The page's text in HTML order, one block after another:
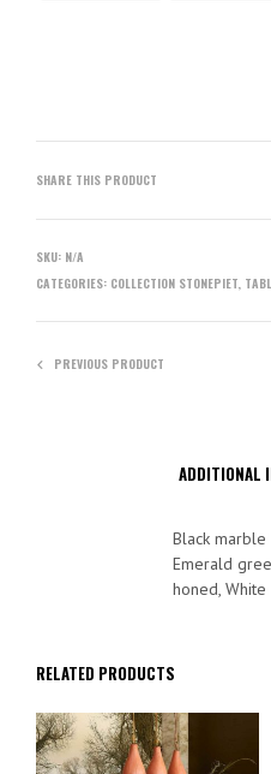
SHARE THIS PRODUCT
SKU: N/A
CATEGORIES: COLLECTION STONEPIET,
PREVIOUS PRODUCT
ADDITIONAL
Black
Emerald
honed,
RELATED PRODUCTS